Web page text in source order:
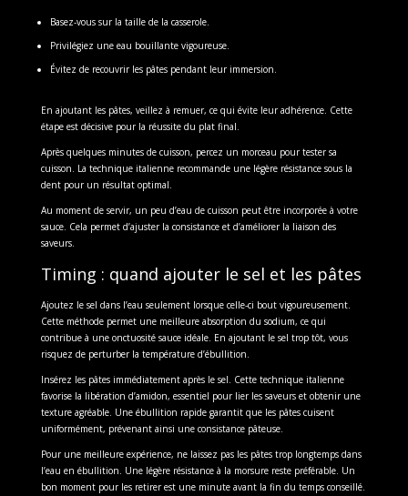
Basez-vous sur la taille de la casserole.
Privilégiez une eau bouillante vigoureuse.
Évitez de recouvrir les pâtes pendant leur immersion.
En ajoutant les pâtes, veillez à remuer, ce qui évite leur adhérence. Cette
étape est décisive pour la réussite du plat final.
Après quelques minutes de cuisson, percez un morceau pour tester sa
cuisson. La technique italienne recommande une légère résistance sous la
dent pour un résultat optimal.
Au moment de servir, un peu d’eau de cuisson peut être incorporée à votre
sauce. Cela permet d’ajuster la consistance et d’améliorer la liaison des
saveurs.
Timing : quand ajouter le sel et les pâtes
Ajoutez le sel dans l’eau seulement lorsque celle-ci bout vigoureusement.
Cette méthode permet une meilleure absorption du sodium, ce qui
contribue à une onctuosité sauce idéale. En ajoutant le sel trop tôt, vous
risquez de perturber la température d’ébullition.
Insérez les pâtes immédiatement après le sel. Cette technique italienne
favorise la libération d’amidon, essentiel pour lier les saveurs et obtenir une
texture agréable. Une ébullition rapide garantit que les pâtes cuisent
uniformément, prévenant ainsi une consistance pâteuse.
Pour une meilleure expérience, ne laissez pas les pâtes trop longtemps dans
l’eau en ébullition. Une légère résistance à la morsure reste préférable. Un
bon moment pour les retirer est une minute avant la fin du temps conseillé.